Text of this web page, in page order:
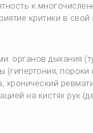
к
критики в свой
органов дыхания
(гипертония, пороки
хронический
на кистях рук